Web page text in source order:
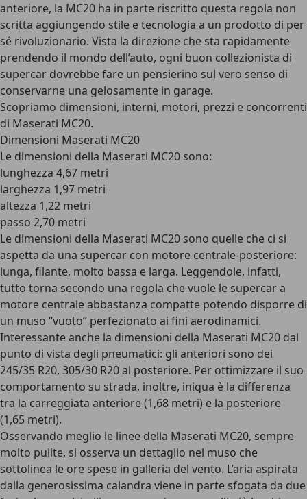
anteriore, la MC20 ha in parte riscritto questa regola non
scritta aggiungendo stile e tecnologia a un prodotto di per
sé rivoluzionario. Vista la direzione che sta rapidamente
prendendo il mondo dell’auto, ogni buon collezionista di
supercar dovrebbe fare un pensierino sul vero senso di
conservarne una gelosamente in garage.
Scopriamo dimensioni, interni, motori, prezzi e concorrenti
di Maserati MC20.
Dimensioni Maserati MC20
Le dimensioni della Maserati MC20 sono:
lunghezza 4,67 metri
larghezza 1,97 metri
altezza 1,22 metri
passo 2,70 metri
Le dimensioni della Maserati MC20 sono quelle che ci si
aspetta da una supercar con motore centrale-posteriore:
lunga, filante, molto bassa e larga. Leggendole, infatti,
tutto torna secondo una regola che vuole le supercar a
motore centrale abbastanza compatte potendo disporre di
un muso “vuoto” perfezionato ai fini aerodinamici.
Interessante anche la dimensioni della Maserati MC20 dal
punto di vista degli pneumatici: gli anteriori sono dei
245/35 R20, 305/30 R20 al posteriore. Per ottimizzare il suo
comportamento su strada, inoltre, iniqua è la differenza
tra la carreggiata anteriore (1,68 metri) e la posteriore
(1,65 metri).
Osservando meglio le linee della Maserati MC20, sempre
molto pulite, si osserva un dettaglio nel muso che
sottolinea le ore spese in galleria del vento. L’aria aspirata
dalla generosissima calandra viene in parte sfogata da due